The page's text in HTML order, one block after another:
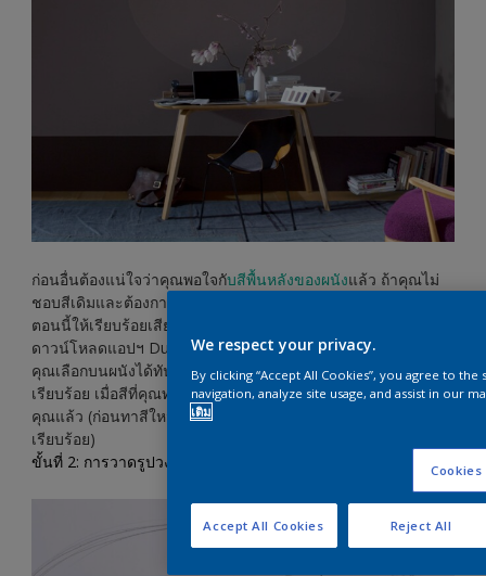
ก่อนอื่นต้องแน่ใจว่าคุณพอใจกับสีพื้นหลังของผนังแล้ว ถ้าคุณไม่
ชอบสีเดิมและต้องการเปลี่ยนสีใหม่ ให้คุณจัดการทาสีใหม่ตั้งแต่
ตอนนี้ให้เรียบร้อยเสียก่อน หากไม่แน่ใจว่าควรใช้สีเฉดไหนดี ให้
ดาวน์โหลดแอปฯ Dulux Visualizer มาลองออกแบบสีห้องเพื่อดูสีที่
คุณเลือกบนผนังได้ทันที เมื่อได้สีที่ชอบแล้วให้จัดการทาสีให้
เรียบร้อย เมื่อสีที่คุณทาแห้งสนิท คุณก็พร้อมที่จะสร้างรูปวงรีของ
คุณแล้ว (ก่อนทาสีใหม่อย่าลืมทารองพื้นตามสภาพพื้นผิวก่อนให้
เรียบร้อย)
ขั้นที่ 2: การวาดรูปวงรี
We respect your privacy.
By clicking “Accept All Cookies”, you agree to
navigation, analyze site usage, and assist in our
เติม
Reject All
Accept All Cookies